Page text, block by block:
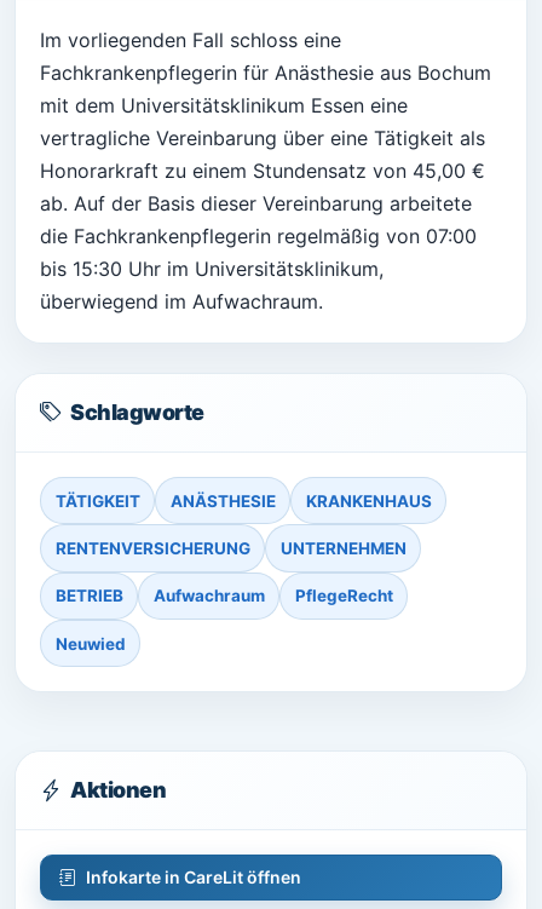
Im vorliegenden Fall schloss eine
Fachkrankenpflegerin für Anästhesie aus Bochum
mit dem Universitätsklinikum Essen eine
vertragliche Vereinbarung über eine Tätigkeit als
Honorarkraft zu einem Stundensatz von 45,00 €
ab. Auf der Basis dieser Vereinbarung arbeitete
die Fachkrankenpflegerin regelmäßig von 07:00
bis 15:30 Uhr im Universitätsklinikum,
überwiegend im Aufwachraum.
Schlagworte
TÄTIGKEIT ANÄSTHESIE KRANKENHAUS
RENTENVERSICHERUNG UNTERNEHMEN
BETRIEB Aufwachraum PflegeRecht
Neuwied
Aktionen
Infokarte in CareLit öffnen